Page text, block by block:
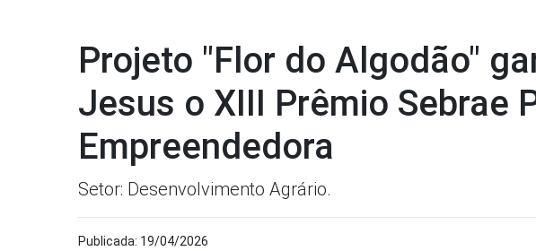
Projeto "Flor do Algodão"
Jesus o XIII Prêmio Sebrae
Empreendedora
Setor: Desenvolvimento Agrário.
Publicada: 19/04/2026